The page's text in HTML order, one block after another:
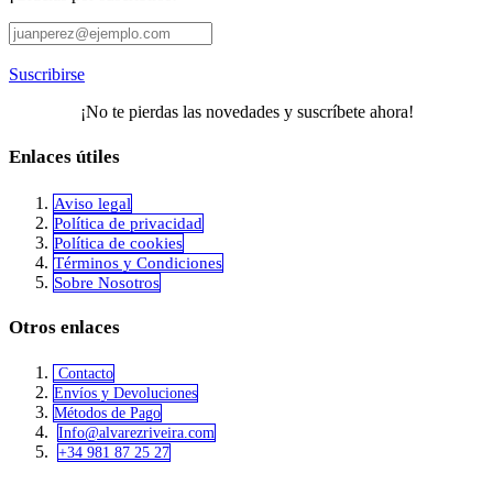
Suscribirse
¡No te pierdas las novedades y suscríbete ahora!
Enlaces útiles
Aviso legal
Política de privacidad
​Política de cookies
Términos y Condiciones
Sobre Nosotros
Otros enlaces
Contacto
Envíos y Devoluciones
Métodos de Pago
Info@alvar​​ezriveira.com
+34 981 87 25 27